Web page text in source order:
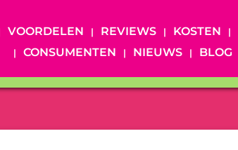
VOORDELEN REVIEWS KOSTEN
CONSUMENTEN
NIEUWS BLOG